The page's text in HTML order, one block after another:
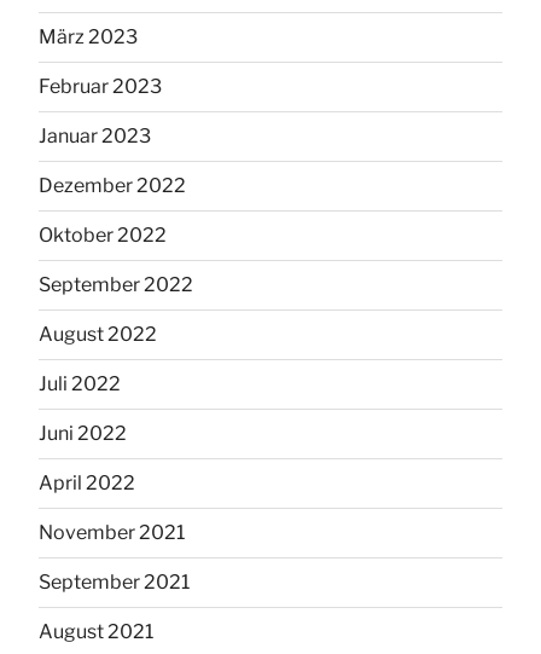
März 2023
Februar 2023
Januar 2023
Dezember 2022
Oktober 2022
September 2022
August 2022
Juli 2022
Juni 2022
April 2022
November 2021
September 2021
August 2021